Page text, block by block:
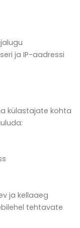
ja IP-aadressi
külastajate kohta
ja kellaaeg
tehtavate